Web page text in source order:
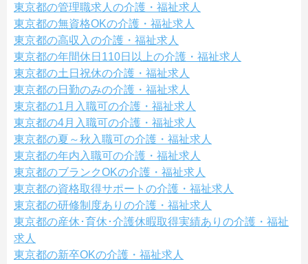
東京都の管理職求人の介護・福祉求人
東京都の無資格OKの介護・福祉求人
東京都の高収入の介護・福祉求人
東京都の年間休日110日以上の介護・福祉求人
東京都の土日祝休の介護・福祉求人
東京都の日勤のみの介護・福祉求人
東京都の1月入職可の介護・福祉求人
東京都の4月入職可の介護・福祉求人
東京都の夏～秋入職可の介護・福祉求人
東京都の年内入職可の介護・福祉求人
東京都のブランクOKの介護・福祉求人
東京都の資格取得サポートの介護・福祉求人
東京都の研修制度ありの介護・福祉求人
東京都の産休･育休･介護休暇取得実績ありの介護・福祉
求人
東京都の新卒OKの介護・福祉求人